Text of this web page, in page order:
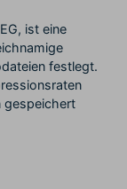
ist eine
festlegt.
gespeichert